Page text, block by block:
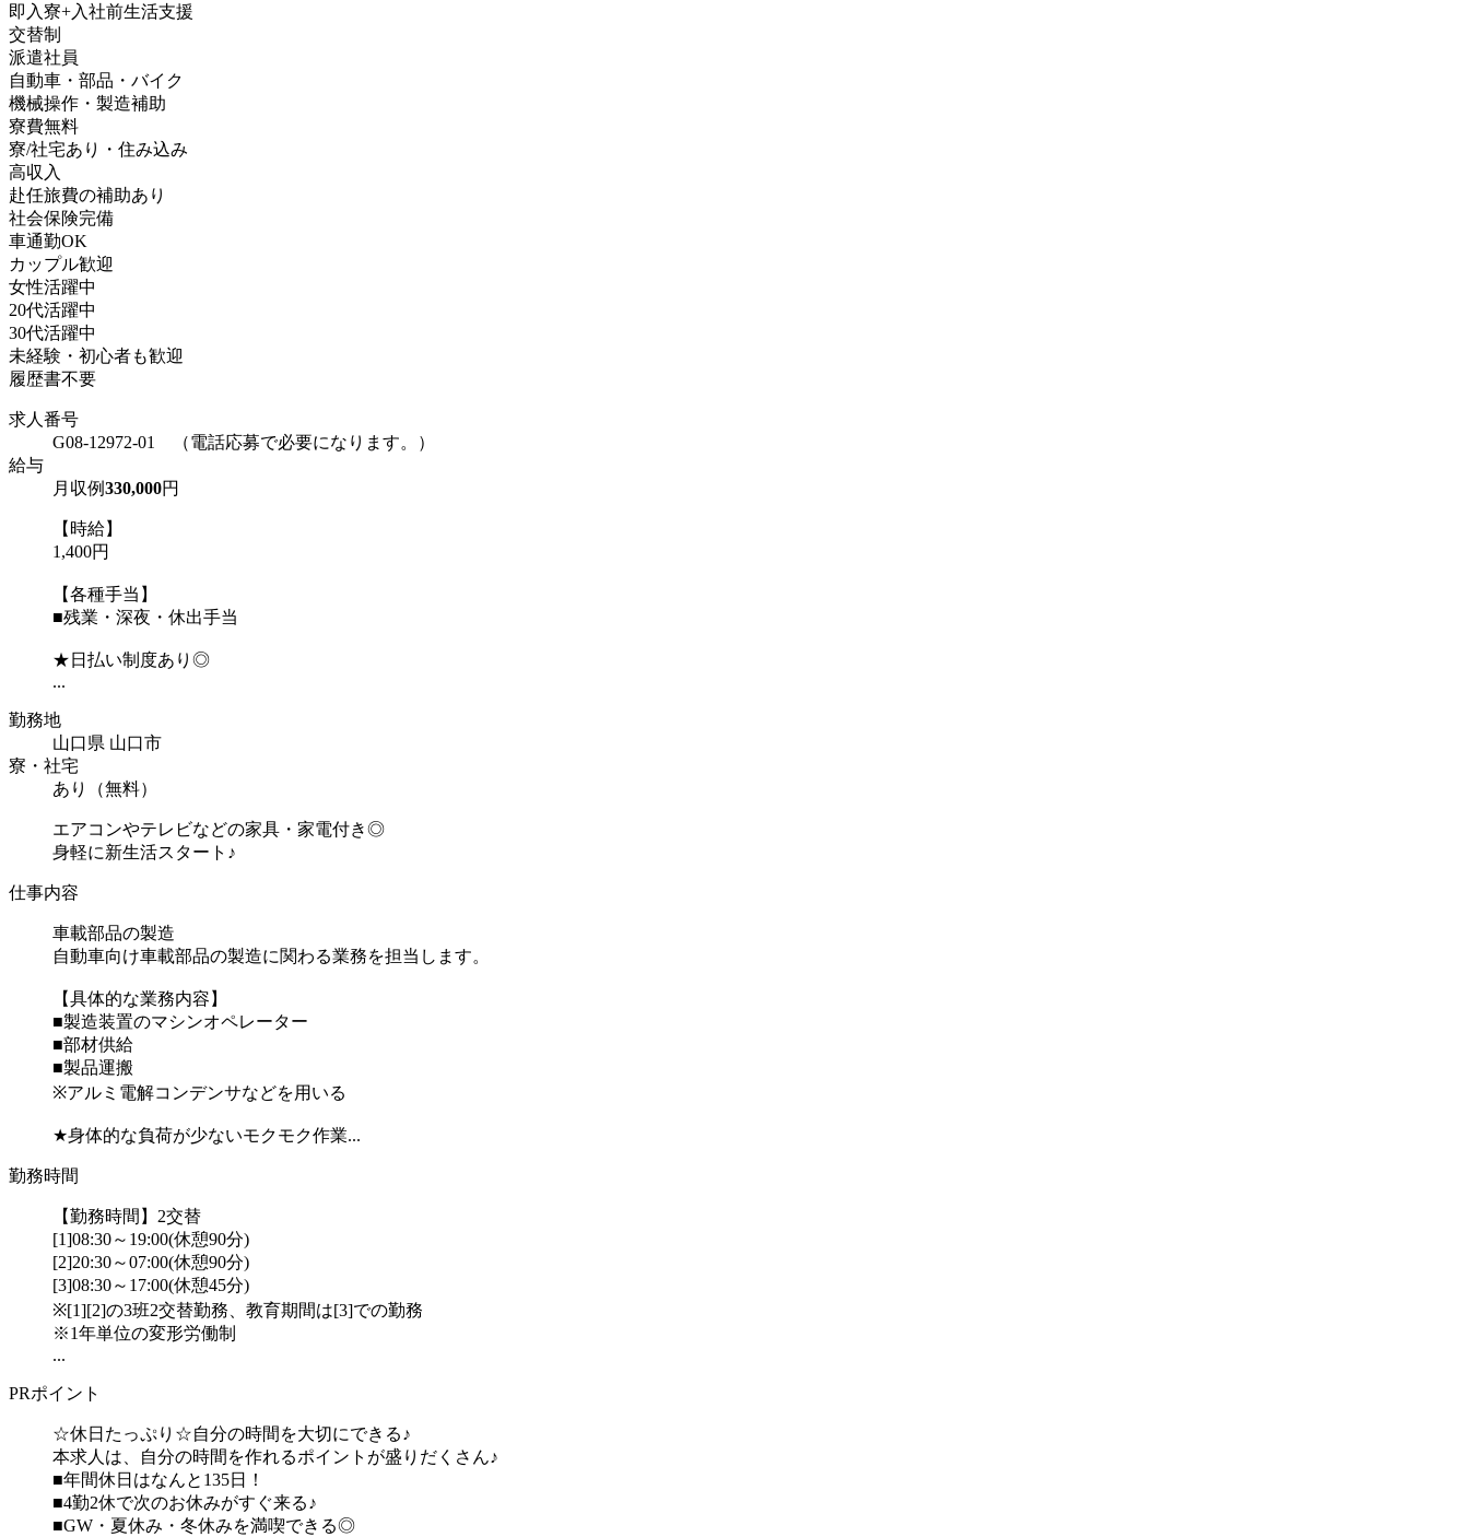
即入寮+入社前生活支援
交替制
派遣社員
自動車・部品・バイク
機械操作・製造補助
寮費無料
寮/社宅あり・住み込み
高収入
赴任旅費の補助あり
社会保険完備
車通勤OK
カップル歓迎
女性活躍中
20代活躍中
30代活躍中
未経験・初心者も歓迎
履歴書不要
求人番号
G08-12972-01 （電話応募で必要になります。）
給与
月収例330,000円
【時給】
1,400円
【各種手当】
■残業・深夜・休出手当
★日払い制度あり◎
...
勤務地
山口県 山口市
寮・社宅
あり（無料）
エアコンやテレビなどの家具・家電付き◎
身軽に新生活スタート♪
仕事内容
車載部品の製造
自動車向け車載部品の製造に関わる業務を担当します。
【具体的な業務内容】
■製造装置のマシンオペレーター
■部材供給
■製品運搬
※アルミ電解コンデンサなどを用いる
★身体的な負荷が少ないモクモク作業...
勤務時間
【勤務時間】2交替
[1]08:30～19:00(休憩90分)
[2]20:30～07:00(休憩90分)
[3]08:30～17:00(休憩45分)
※[1][2]の3班2交替勤務、教育期間は[3]での勤務
※1年単位の変形労働制
...
PRポイント
☆休日たっぷり☆自分の時間を大切にできる♪
本求人は、自分の時間を作れるポイントが盛りだくさん♪
■年間休日はなんと135日！
■4勤2休で次のお休みがすぐ来る♪
■GW・夏休み・冬休みを満喫できる◎